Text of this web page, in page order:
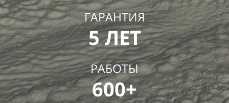
ГАРАНТИЯ
5 ЛЕТ
РАБОТЫ
600+